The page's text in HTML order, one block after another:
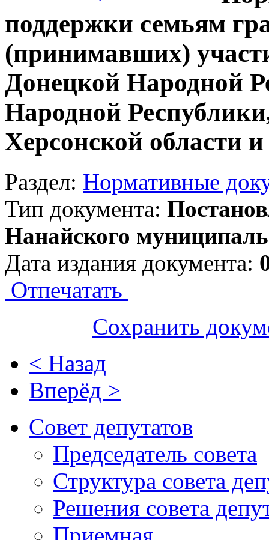
поддержки семьям
(принимавших)
Донецкой Народной
Народной
Херсонской области
Раздел: Нормативные
Тип документа:
Нанайского
Дата издания документа:
Отпечатать
Сохранить
< Назад
Вперёд >
Совет депутатов
Председатель совета
Структура совета
Решения совета